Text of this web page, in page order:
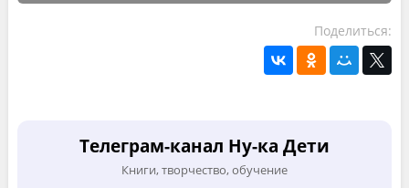
Поделиться:
Телеграм-канал Ну-ка Дети
Книги, творчество, обучение